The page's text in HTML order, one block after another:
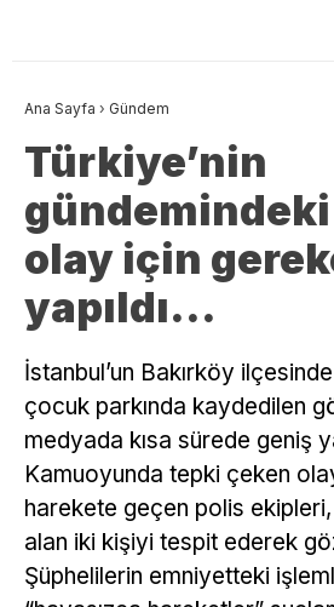
Ana Sayfa › Gündem
Türkiye’nin
olay için
yapıldı…
İstanbul’un Bakırköy
çocuk parkında kaydedilen
medyada kısa sürede geniş
Kamuoyunda tepki çeken
harekete geçen polis
alan iki kişiyi tespit ederek
Şüphelilerin emniyetteki